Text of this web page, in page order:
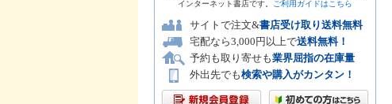
インターネット書店です。
ご利用ガイドはこちら
サイトで注文&書店受け取り送料無料
宅配なら3,000円以上で送料無料！
予約も取り寄せも業界屈指の在庫量
外出先でも検索や購入がカンタン！